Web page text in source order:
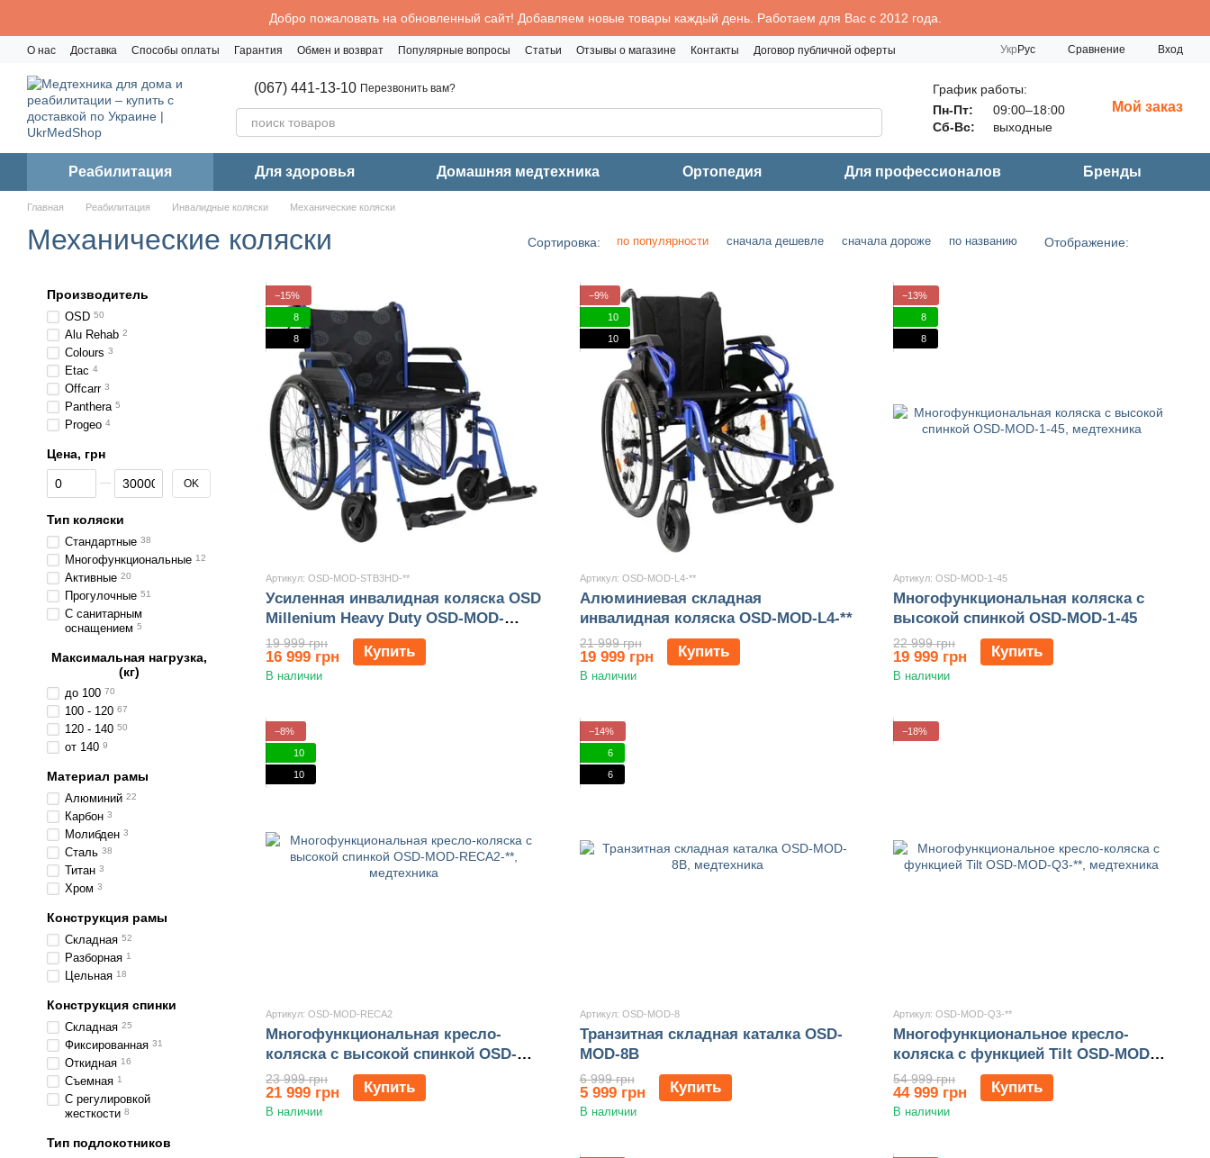
Добро пожаловать на обновленный сайт! Добавляем новые товары каждый день. Работаем для Вас с 2012 года.
О нас Доставка Способы оплаты Гарантия Обмен и возврат Популярные вопросы Статьи Отзывы о магазине Контакты
Договор публичной оферты
Укр Рус Сравнение Вход
(067) 441-13-10 Перезвонить вам?
График работы:
Пн-Пт:
09:00–18:00
Сб-Вс:
выходные
Мой заказ
Реабилитация Для здоровья Домашняя медтехника Ортопедия Для профессионалов Бренды
Главная Реабилитация Инвалидные коляски Механические коляски
Механические коляски Сортировка: по популярности сначала дешевле сначала дороже по названию Отображение:
−15%
8
8
Артикул: OSD-MOD-STB3HD-**
Усиленная инвалидная коляска OSD
Millenium Heavy Duty OSD-MOD-
STB3HD-**
19 999 грн
16 999 грн Купить
В наличии
−9%
10
10
Артикул: OSD-MOD-L4-**
Алюминиевая складная
инвалидная коляска OSD-MOD-L4-**
21 999 грн
19 999 грн Купить
В наличии
−13%
8
8
Артикул: OSD-MOD-1-45
Многофункциональная коляска с
высокой спинкой OSD-MOD-1-45
22 999 грн
19 999 грн Купить
В наличии
−8%
10
10
Артикул: OSD-MOD-RECA2
Многофункциональная кресло-
коляска с высокой спинкой OSD-
MOD-RECA2-**
23 999 грн
21 999 грн Купить
В наличии
−14%
6
6
Артикул: OSD-MOD-8
Транзитная складная каталка OSD-
MOD-8B
6 999 грн
5 999 грн Купить
В наличии
−18%
Артикул: OSD-MOD-Q3-**
Многофункциональное кресло-
коляска с функцией Tilt OSD-MOD-
Q3-**
54 999 грн
44 999 грн Купить
В наличии
Производитель
OSD 50
Alu Rehab 2
Colours 3
Etac 4
Offcarr 3
Panthera 5
Progeo 4
Цена, грн
От Цена, грн
До Цена, грн OK
Тип коляски
Стандартные 38
Многофункциональные 12
Активные 20
Прогулочные 51
С санитарным
оснащением 5
Максимальная нагрузка,
(кг)
до 100 70
100 - 120 67
120 - 140 50
от 140 9
Материал рамы
Алюминий 22
Карбон 3
Молибден 3
Сталь 38
Титан 3
Хром 3
Конструкция рамы
Складная 52
Разборная 1
Цельная 18
Конструкция спинки
Складная 25
Фиксированная 31
Откидная 16
Съемная 1
С регулировкой
жесткости 8
Тип подлокотников